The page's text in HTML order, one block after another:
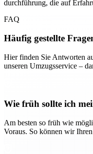
durchführung, die auf
FAQ
Häufig gestellte
Hier finden Sie Antworten
unseren Umzugsservice –
Wie früh sollte ich
Am besten so früh wie
Voraus. So können wir